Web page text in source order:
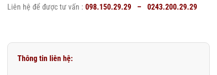
Liên hệ để được tư vấn : 098.150.29.29 – 0243.200.29.29
Thông tin liên hệ: